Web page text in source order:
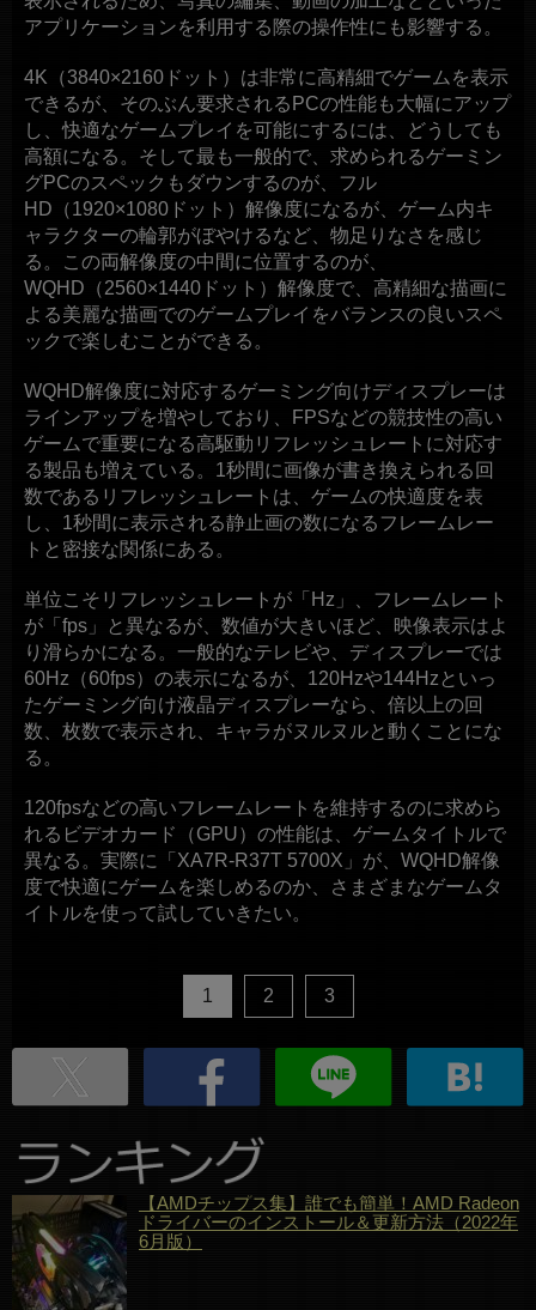
アプリケーションを利用する際の操作性にも影響する。
4K（3840×2160ドット）は非常に高精細でゲームを表示
できるが、そのぶん要求されるPCの性能も大幅にアップ
し、快適なゲームプレイを可能にするには、どうしても
高額になる。そして最も一般的で、求められるゲーミン
グPCのスペックもダウンするのが、フル
HD（1920×1080ドット）解像度になるが、ゲーム内キ
ャラクターの輪郭がぼやけるなど、物足りなさを感じ
る。この両解像度の中間に位置するのが、
WQHD（2560×1440ドット）解像度で、高精細な描画に
よる美麗な描画でのゲームプレイをバランスの良いスペ
ックで楽しむことができる。
WQHD解像度に対応するゲーミング向けディスプレーは
ラインアップを増やしており、FPSなどの競技性の高い
ゲームで重要になる高駆動リフレッシュレートに対応す
る製品も増えている。1秒間に画像が書き換えられる回
数であるリフレッシュレートは、ゲームの快適度を表
し、1秒間に表示される静止画の数になるフレームレー
トと密接な関係にある。
単位こそリフレッシュレートが「Hz」、フレームレート
が「fps」と異なるが、数値が大きいほど、映像表示はよ
り滑らかになる。一般的なテレビや、ディスプレーでは
60Hz（60fps）の表示になるが、120Hzや144Hzといっ
たゲーミング向け液晶ディスプレーなら、倍以上の回
数、枚数で表示され、キャラがヌルヌルと動くことにな
る。
120fpsなどの高いフレームレートを維持するのに求めら
れるビデオカード（GPU）の性能は、ゲームタイトルで
異なる。実際に「XA7R-R37T 5700X」が、WQHD解像
度で快適にゲームを楽しめるのか、さまざまなゲームタ
イトルを使って試していきたい。
1 2 3
【AMDチップス集】誰でも簡単！AMD Radeon
ドライバーのインストール＆更新方法（2022年
6月版）